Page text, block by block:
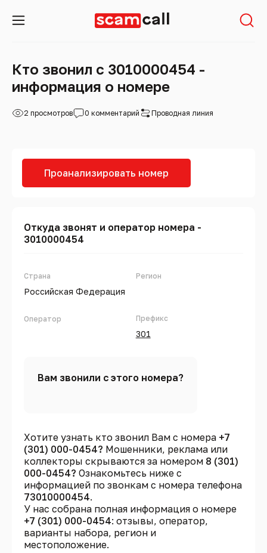
Кто звонил с 3010000454 -
информация о номере
2 просмотров 0 комментарий Проводная линия
Проанализировать номер
Откуда звонят и оператор номера -
3010000454
Страна
Российская Федерация
Оператор
Регион
Префикс
301
Вам звонили с этого номера?
Хотите узнать кто звонил Вам с номера +7
(301) 000-0454? Мошенники, реклама или
коллекторы скрываются за номером 8 (301)
000-0454? Ознакомьтесь ниже с
информацией по звонкам с номера телефона
73010000454.
У нас собрана полная информация о номере
+7 (301) 000-0454: отзывы, оператор,
варианты набора, регион и
местоположение.